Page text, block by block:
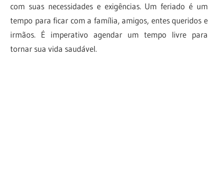
com suas necessidades e exigências. Um feriado é um
tempo para ficar com a família, amigos, entes queridos e
irmãos. É imperativo agendar um tempo livre para
tornar sua vida saudável.